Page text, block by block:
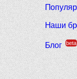
Наши
Блог beta